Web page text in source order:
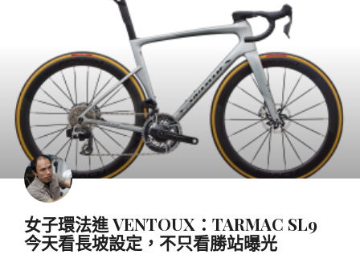
女子環法進 VENTOUX：TARMAC SL9
今天看長坡設定，不只看勝站曝光